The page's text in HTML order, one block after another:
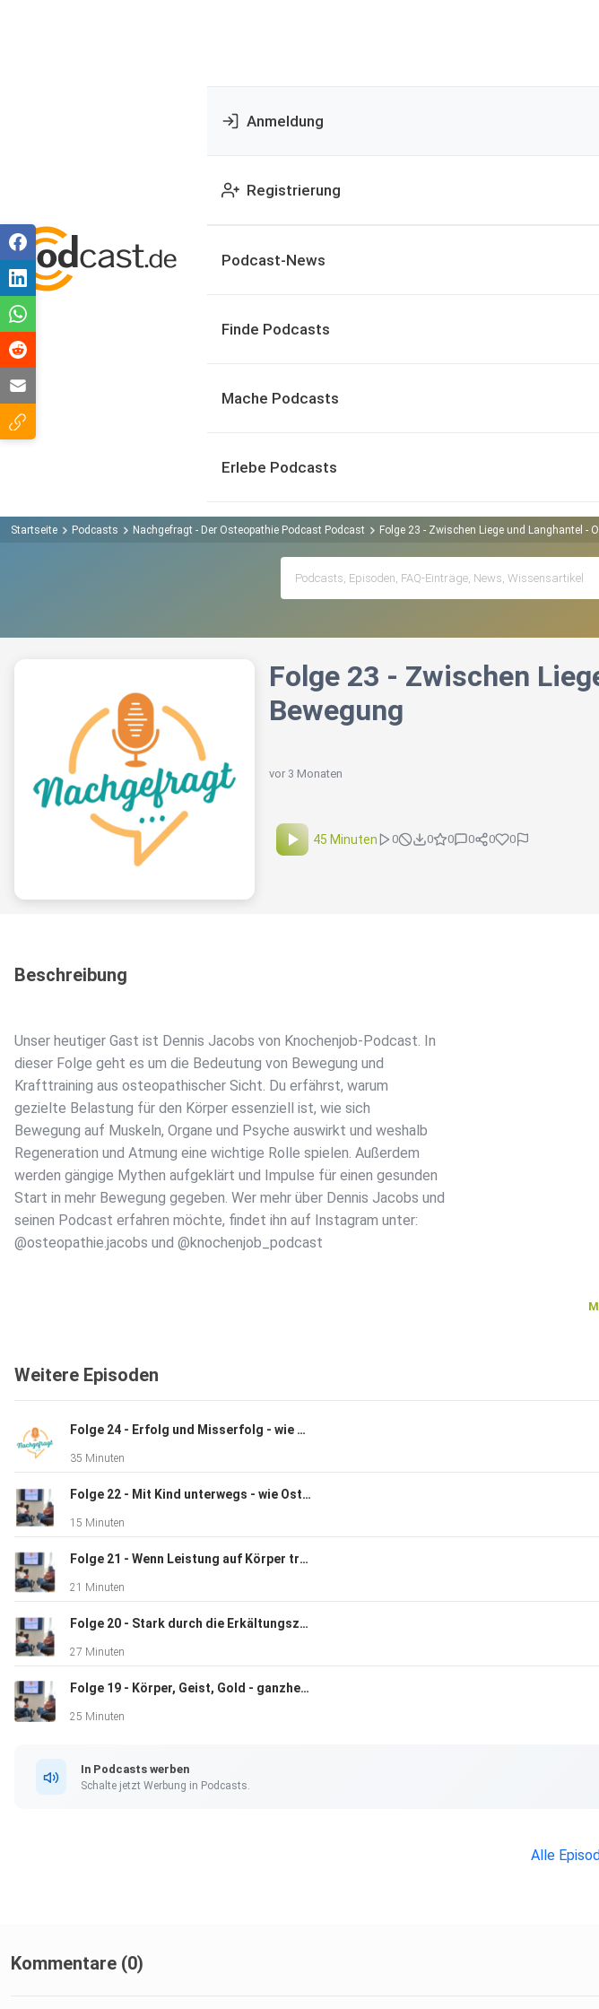
Anmeldung
Registrierung
Podcast-News
Finde Podcasts
Mache Podcasts
Erlebe Podcasts
Startseite Podcasts Nachgefragt - Der Osteopathie Podcast Podcast Folge 23 - Zwischen Liege und Langhantel -
Folge 23 - Zwischen
Bewegung
vor 3 Monaten
45 Minuten 0 0 0 0 0 0
Beschreibung
Unser heutiger Gast ist Dennis Jacobs von Knochenjob-Podcast. In
dieser Folge geht es um die Bedeutung von Bewegung und
Krafttraining aus osteopathischer Sicht. Du erfährst, warum
gezielte Belastung für den Körper essenziell ist, wie sich
Bewegung auf Muskeln, Organe und Psyche auswirkt und weshalb
Regeneration und Atmung eine wichtige Rolle spielen. Außerdem
werden gängige Mythen aufgeklärt und Impulse für einen gesunden
Start in mehr Bewegung gegeben. Wer mehr über Dennis Jacobs und
seinen Podcast erfahren möchte, findet ihn auf Instagram unter:
@osteopathie.jacobs und @knochenjob_podcast
Weitere Episoden
Folge 24 - Erfolg und Misserfolg - wie können Osteopathie und der Therapeut unterstützen
35 Minuten
Folge 22 - Mit Kind unterwegs - wie Osteopathie unterstützen kann
15 Minuten
Folge 21 - Wenn Leistung auf Körper trifft - die Osteopathie bei den Paralympics
21 Minuten
Folge 20 - Stark durch die Erkältungszeit – Osteopathie und Alltagstipps
27 Minuten
Folge 19 - Körper, Geist, Gold - ganzheitliche Betreuung auf Spitzenniveau
25 Minuten
In Podcasts werben
Schalte jetzt Werbung in Podcasts.
Alle
Kommentare (0)